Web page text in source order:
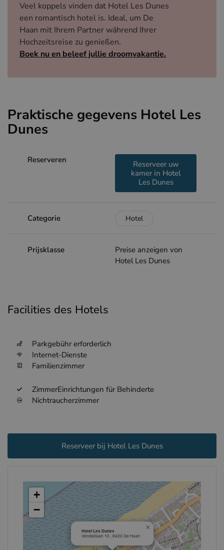
Veel koppels vinden dat Hotel Les Dunes
een romantisch hotel is. Ideal, um De
Haan mit Ihrem Partner während Ihrer
Hochzeitsreise zu genießen.
Boek nu en beleef jullie droomvakantie.
Praktische gegevens Hotel Les
Dunes
Reserveren
Reserveer uw
kamer in Hotel
Les Dunes
Categorie Hotel
Prijsklasse
Preise anzeigen von
Hotel Les Dunes
Facilities des Hotels
Parkgebühr erforderlich
Internet-Dienste
Familienzimmer
ZimmerEinrichtungen für Behinderte
Nichtraucherzimmer
Reserveer bij Hotel Les Dunes
Hotel Les Dunes
Vondellaan 10 , 8420 De Haan
×
+
−